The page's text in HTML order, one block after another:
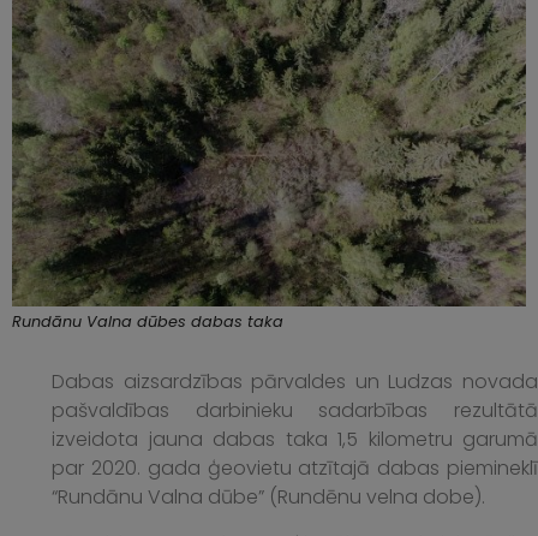
Rundānu Valna dūbes dabas taka
Dabas aizsardzības pārvaldes un Ludzas novada
pašvaldības darbinieku sadarbības rezultātā
izveidota jauna dabas taka 1,5 kilometru garumā
par 2020. gada ģeovietu atzītajā dabas piemineklī
“Rundānu Valna dūbe” (Rundēnu velna dobe).